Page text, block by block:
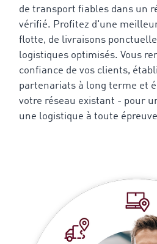
de transport fiables dans un
vérifié. Profitez d'une
flotte, de livraisons
logistiques optimisés. Vous
confiance de vos clients,
partenariats à long terme et
votre réseau existant - pour
une logistique à toute